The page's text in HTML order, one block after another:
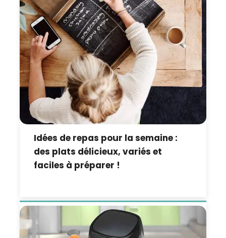
Idées de repas pour la semaine :
des plats délicieux, variés et
faciles à préparer !